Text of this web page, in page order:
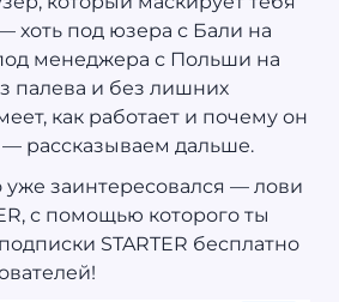
хоть под юзера с Бали на
под менеджера с Польши на
палева и без лишних
как работает и почему он
— рассказываем дальше.
уже заинтересовался — лови
с помощью которого ты
STARTER бесплатно